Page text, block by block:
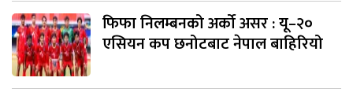
फिफा निलम्बनको अर्को असर : यू–२०
एसियन कप छनोटबाट नेपाल बाहिरियो